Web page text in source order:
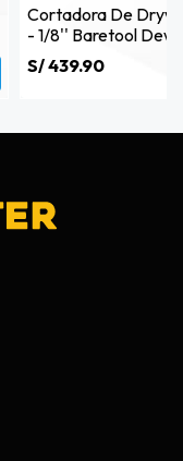
Cortadora De
- 1/8'' Baretool
S/ 439.90